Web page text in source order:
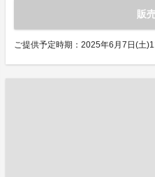
販
ご提供予定時期：2025年6月7日(土